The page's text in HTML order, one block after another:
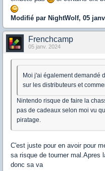
Modifié par NightWolf, 05
Frenchcamp
05 janv. 2024
Moi j'ai également demandé
sur les distributeurs et
Nintendo risque de faire la
pas de cadeaux selon moi vu
piratage.
C'est juste pour en avoir pour
sa risque de tourner mal.Apres
donc sa va